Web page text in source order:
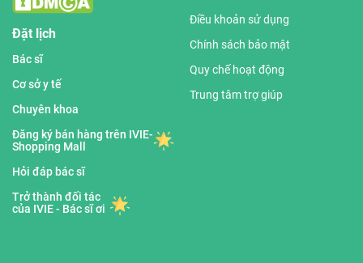
Đặt lịch
Bác sĩ
Cơ sở y tế
Chuyên khoa
Đăng ký bán hàng trên IVIE-
Shopping Mall
Hỏi đáp bác sĩ
Trở thành đối tác
của IVIE - Bác sĩ ơi
Điều khoản sử dụng
Chính sách bảo mật
Quy chế hoạt động
Trung tâm trợ giúp